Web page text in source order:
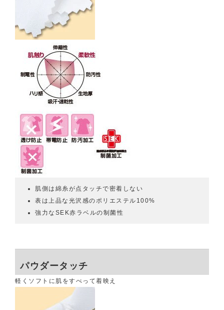
肌側は綿糸が点タッチで密着しない
表は上品な光沢感のポリエステル100%
強力なSEK赤ラベルの制菌性
パウダータッチ
軽くソフトに肌をすべって着映え